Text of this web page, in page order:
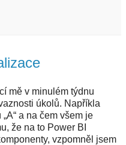
mě v minulém týdnu
úkolů. Napříkla
a na čem všem je
že na to Power BI
vzpomněl jsem